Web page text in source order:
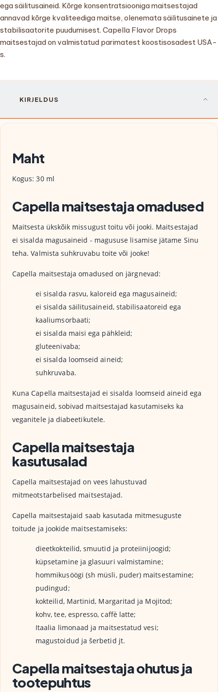
ega säilitusaineid. Kõrge konsentratsiooniga maitsestajad
annavad kõrge kvaliteediga maitse, olenemata säilitusainete ja
stabilisaatorite puudumisest. Capella Flavor Drops
maitsestajad on valmistatud parimatest koostisosadest USA-
s.
KIRJELDUS
Maht
Kogus: 30 ml
Capella maitsestaja omadused
Maitsesta ükskõik missugust toitu või jooki. Maitsestajad
ei sisalda magusaineid - magususe lisamise jätame Sinu
teha. Valmista suhkruvabu toite või jooke!
Capella maitsestaja omadused on järgnevad:
ei sisalda rasvu, kaloreid ega magusaineid;
ei sisalda säilitusaineid, stabilisaatoreid ega
kaaliumsorbaati;
ei sisalda maisi ega pähkleid;
gluteenivaba;
ei sisalda loomseid aineid;
suhkruvaba.
Kuna Capella maitsestajad ei sisalda loomseid aineid ega
magusaineid, sobivad maitsestajad kasutamiseks ka
veganitele ja diabeetikutele.
Capella maitsestaja
kasutusalad
Capella maitsestajad on vees lahustuvad
mitmeotstarbelised maitsestajad.
Capella maitsestajaid saab kasutada mitmesuguste
toitude ja jookide maitsestamiseks:
dieetkokteilid, smuutid ja proteiinijoogid;
küpsetamine ja glasuuri valmistamine;
hommikusöögi (sh müsli, puder) maitsestamine;
pudingud;
kokteilid, Martinid, Margaritad ja Mojitod;
kohv, tee, espresso, caffè latte;
Itaalia limonaad ja maitsestatud vesi;
magustoidud ja šerbetid jt.
Capella maitsestaja ohutus ja
tootepuhtus